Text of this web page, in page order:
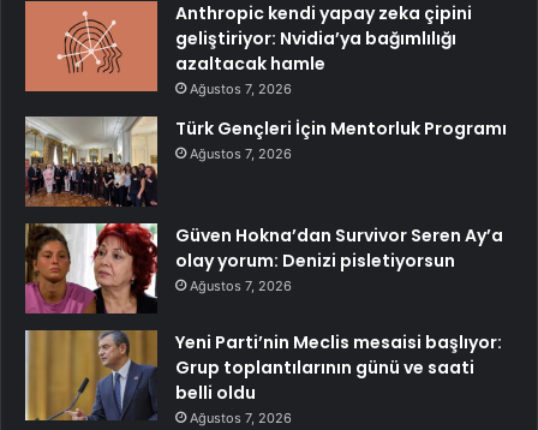
Anthropic kendi yapay zeka çipini
geliştiriyor: Nvidia’ya bağımlılığı
azaltacak hamle
Ağustos 7, 2026
Türk Gençleri İçin Mentorluk Programı
Ağustos 7, 2026
Güven Hokna’dan Survivor Seren Ay’a
olay yorum: Denizi pisletiyorsun
Ağustos 7, 2026
Yeni Parti’nin Meclis mesaisi başlıyor:
Grup toplantılarının günü ve saati
belli oldu
Ağustos 7, 2026